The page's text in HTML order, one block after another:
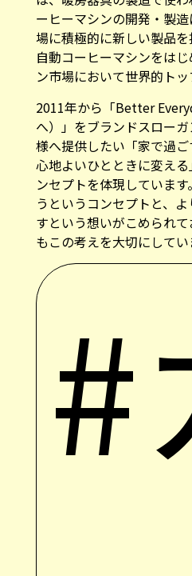
ーヒーマシンの開発・製
場に積極的に新しい製品
自動コーヒーマシンをは
ン市場において世界的トッ
2011年から「Better
へ）」をブランドスロー
様へ提供したい「家で過ご
心地よいひとときに変え
ンセプトを体現していま
うというコンセプトと、
すという想いがこめられ
もこの考えを大切にしてい
#